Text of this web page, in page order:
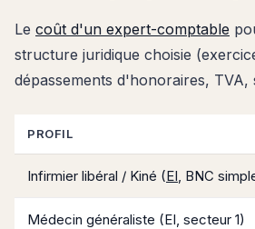
Le coût d'un expert-comptable
structure juridique choisie
dépassements d'honoraires, TVA,
PROFIL
Infirmier libéral / Kiné (EI , BNC
Médecin généraliste (EI, secteur 1)